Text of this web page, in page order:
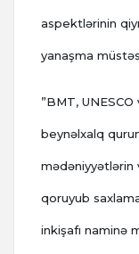
aspektlərinin
yanaşma
”BMT,
beynəlxalq
mədəniyyətlərin
qoruyub
inkişafı naminə